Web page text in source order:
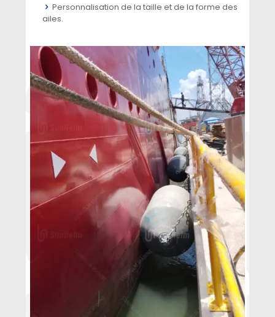
Personnalisation de la taille et de la forme des
ailes.